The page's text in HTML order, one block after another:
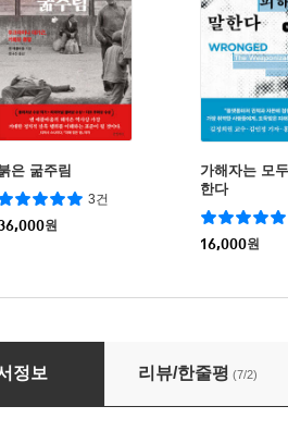
은 굶주림
3건
원
가해자는 모
한다
16,000원
정보 리뷰/한줄평 (7/2)